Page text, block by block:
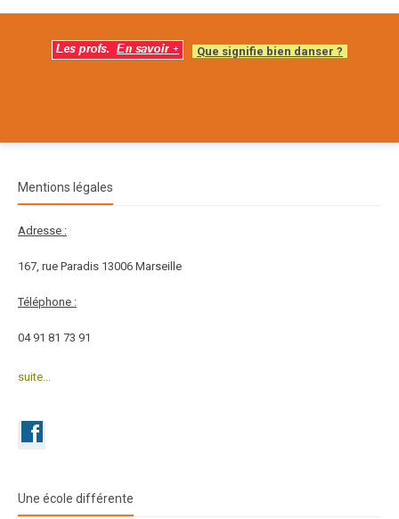
Que signifie bien danser ?
Mentions légales
Adresse :
167, rue Paradis 13006 Marseille
Téléphone :
04 91 81 73 91
suite...
Une école différente